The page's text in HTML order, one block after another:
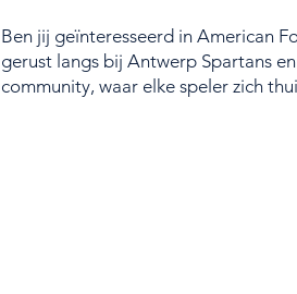
Ben jij geïnteresseerd in American
gerust langs bij Antwerp Spartans
community, waar elke speler zich